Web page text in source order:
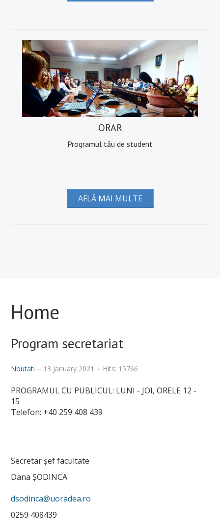
ORAR
Programul tău de student
AFLĂ MAI MULTE
Home
Program secretariat
Noutati 13 January 2021 Hits: 15766
PROGRAMUL CU PUBLICUL: LUNI - JOI, ORELE 12 -
15
Telefon: +40 259 408 439
Secretar șef facultate
Dana ȘODINCA
dsodinca@uoradea.ro
0259 408439